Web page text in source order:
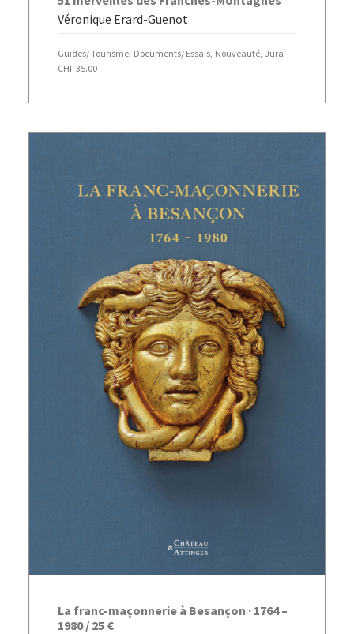
Véronique Erard-Guenot
Guides/ Tourisme, Documents/ Essais, Nouveauté, Jura
CHF35.00
La franc-maçonnerie à Besançon · 1764 –
1980 / 25 €